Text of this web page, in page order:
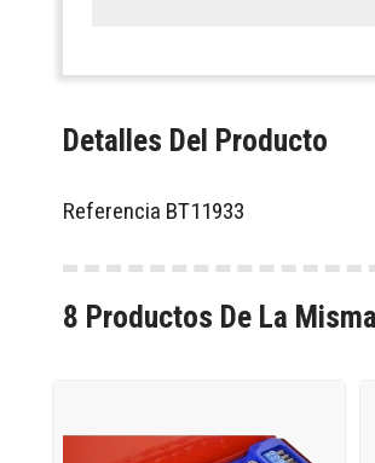
Detalles Del Producto
Referencia BT11933
8 Productos De La